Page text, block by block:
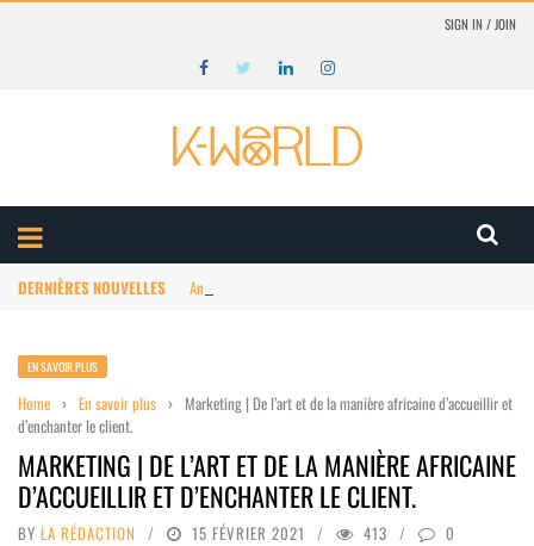
SIGN IN / JOIN
DERNIÈRES NOUVELLES Animation Afrique : structuration du marché
EN SAVOIR PLUS
Home › En savoir plus › Marketing | De l’art et de la manière africaine d’accueillir et
d’enchanter le client.
MARKETING | DE L’ART ET DE LA MANIÈRE AFRICAINE
D’ACCUEILLIR ET D’ENCHANTER LE CLIENT.
BY LA RÉDACTION 15 FÉVRIER 2021 413 0